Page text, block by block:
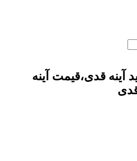
آینه قدی،قیمت آینه